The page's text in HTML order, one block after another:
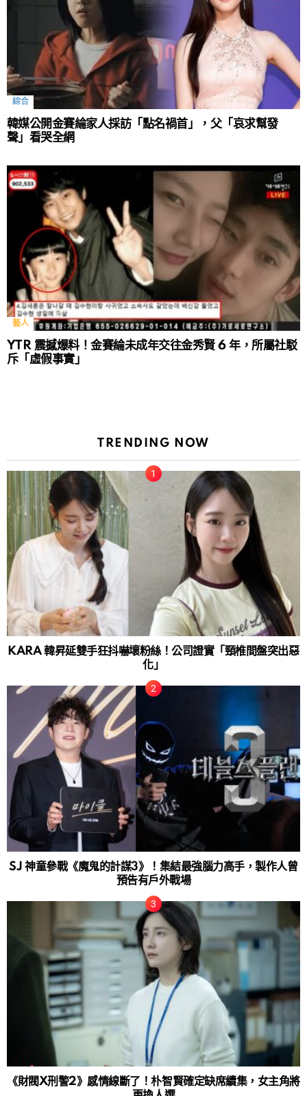
綜合
韓媒公開金賽綸家人採訪「點名禍首」，父「哀求幫發
聲」看哭全網
藝人
YTR 震撼爆料！金賽綸未成年交往金秀賢 6 年，所屬社駁
斥「虛假事實」
TRENDING NOW
KARA 韓昇延雙手狂抖嚇壞粉絲！公司證實「頸椎間盤突出惡
化」
SJ 神童參戰《魔鬼的計謀3》！集結最強腦力高手，製作人曾
預告有戶外戰場
《財閥X刑警2》感情線斷了！朴智賢確定缺席續集，女主角將